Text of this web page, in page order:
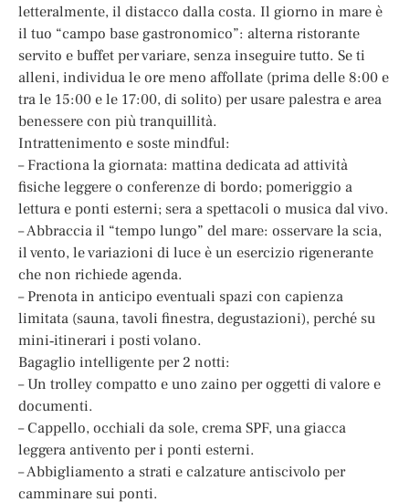
letteralmente, il distacco dalla costa. Il giorno in mare è
il tuo “campo base gastronomico”: alterna ristorante
servito e buffet per variare, senza inseguire tutto. Se ti
alleni, individua le ore meno affollate (prima delle 8:00 e
tra le 15:00 e le 17:00, di solito) per usare palestra e area
benessere con più tranquillità.
Intrattenimento e soste mindful:
– Fractiona la giornata: mattina dedicata ad attività
fisiche leggere o conferenze di bordo; pomeriggio a
lettura e ponti esterni; sera a spettacoli o musica dal vivo.
– Abbraccia il “tempo lungo” del mare: osservare la scia,
il vento, le variazioni di luce è un esercizio rigenerante
che non richiede agenda.
– Prenota in anticipo eventuali spazi con capienza
limitata (sauna, tavoli finestra, degustazioni), perché su
mini‑itinerari i posti volano.
Bagaglio intelligente per 2 notti:
– Un trolley compatto e uno zaino per oggetti di valore e
documenti.
– Cappello, occhiali da sole, crema SPF, una giacca
leggera antivento per i ponti esterni.
– Abbigliamento a strati e calzature antiscivolo per
camminare sui ponti.